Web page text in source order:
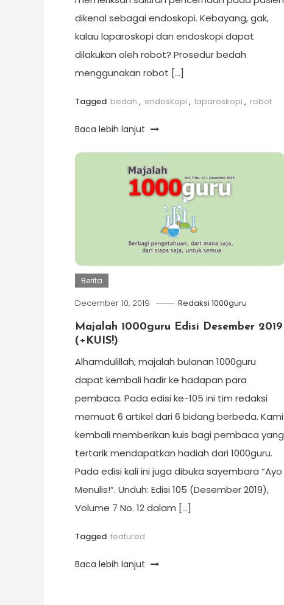
dikenal sebagai endoskopi. Kebayang, gak,
kalau laparoskopi dan endoskopi dapat
dilakukan oleh robot? Prosedur bedah
menggunakan robot […]
Tagged bedah , endoskopi , laparoskopi , robot
Baca lebih lanjut
Berita
December 10, 2019 Redaksi 1000guru
Majalah 1000guru Edisi Desember 2019
(+KUIS!)
Alhamdulillah, majalah bulanan 1000guru
dapat kembali hadir ke hadapan para
pembaca. Pada edisi ke-105 ini tim redaksi
memuat 6 artikel dari 6 bidang berbeda. Kami
kembali memberikan kuis bagi pembaca yang
tertarik mendapatkan hadiah dari 1000guru.
Pada edisi kali ini juga dibuka sayembara “Ayo
Menulis!”. Unduh: Edisi 105 (Desember 2019),
Volume 7 No. 12 dalam […]
Tagged featured
Baca lebih lanjut